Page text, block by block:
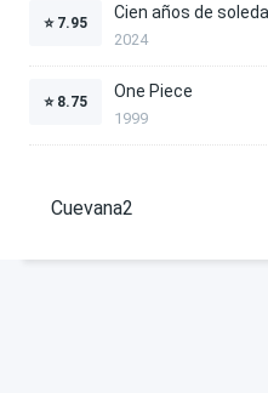
⭐ 7.95
Cien años de
2024
⭐ 8.75
One Piece
1999
Cuevana2